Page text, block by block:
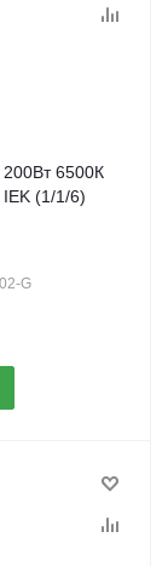
200Вт 6500К
(1/1/6)
G